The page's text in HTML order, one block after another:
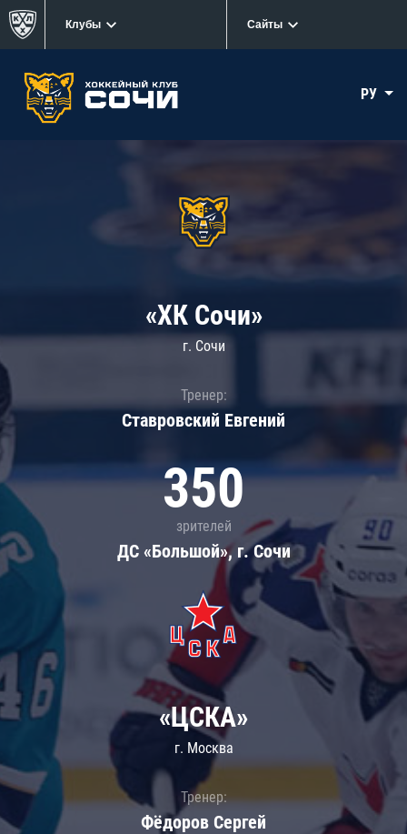
Клубы Сайты
РУ
«ХК Сочи»
г. Сочи
Тренер:
Ставровский Евгений
350
зрителей
ДС «Большой», г. Сочи
«ЦСКА»
г. Москва
Тренер:
Фёдоров Сергей